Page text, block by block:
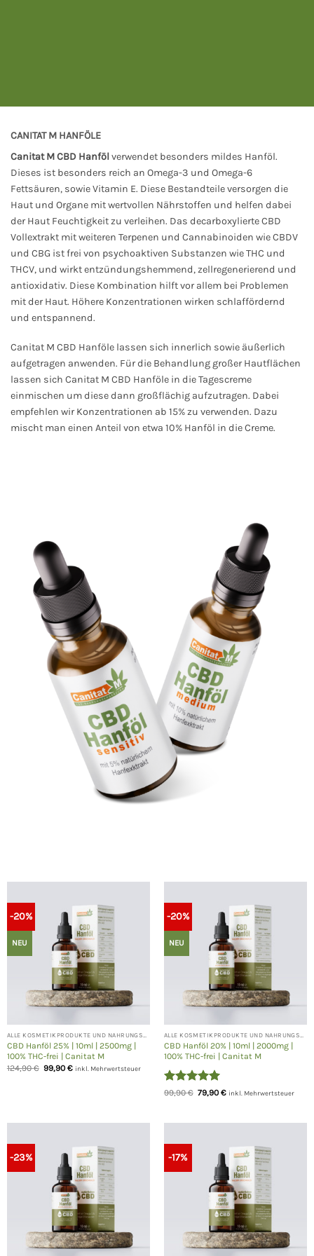
CANITAT M HANFÖLE
Canitat M CBD Hanföl verwendet besonders mildes Hanföl.
Dieses ist besonders reich an Omega-3 und Omega-6
Fettsäuren, sowie Vitamin E. Diese Bestandteile versorgen die
Haut und Organe mit wertvollen Nährstoffen und helfen dabei
der Haut Feuchtigkeit zu verleihen. Das decarboxylierte CBD
Vollextrakt mit weiteren Terpenen und Cannabinoiden wie CBDV
und CBG ist frei von psychoaktiven Substanzen wie THC und
THCV, und wirkt entzündungshemmend, zellregenerierend und
antioxidativ. Diese Kombination hilft vor allem bei Problemen
mit der Haut. Höhere Konzentrationen wirken schlaffördernd
und entspannend.
Canitat M CBD Hanföle lassen sich innerlich sowie äußerlich
aufgetragen anwenden. Für die Behandlung großer Hautflächen
lassen sich Canitat M CBD Hanföle in die Tagescreme
einmischen um diese dann großflächig aufzutragen. Dabei
empfehlen wir Konzentrationen ab 15% zu verwenden. Dazu
mischt man einen Anteil von etwa 10% Hanföl in die Creme.
-20%
NEU
CBD Hanföl 25% | 10ml | 2500mg |
100% THC-frei | Canitat M
124,90€ Ursprünglicher
99,90€Aktueller
inkl. Mehrwertsteuer
-20%
NEU
CBD Hanföl 20% | 10ml | 2000mg |
100% THC-frei | Canitat M
Bewertet
99,90€ Ursprünglicher
79,90€Aktueller
inkl. Mehrwertsteuer
-23% -17%